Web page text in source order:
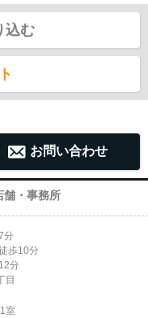
込む
お問い合わせ
・事務所
分
歩10分
分
目
1室